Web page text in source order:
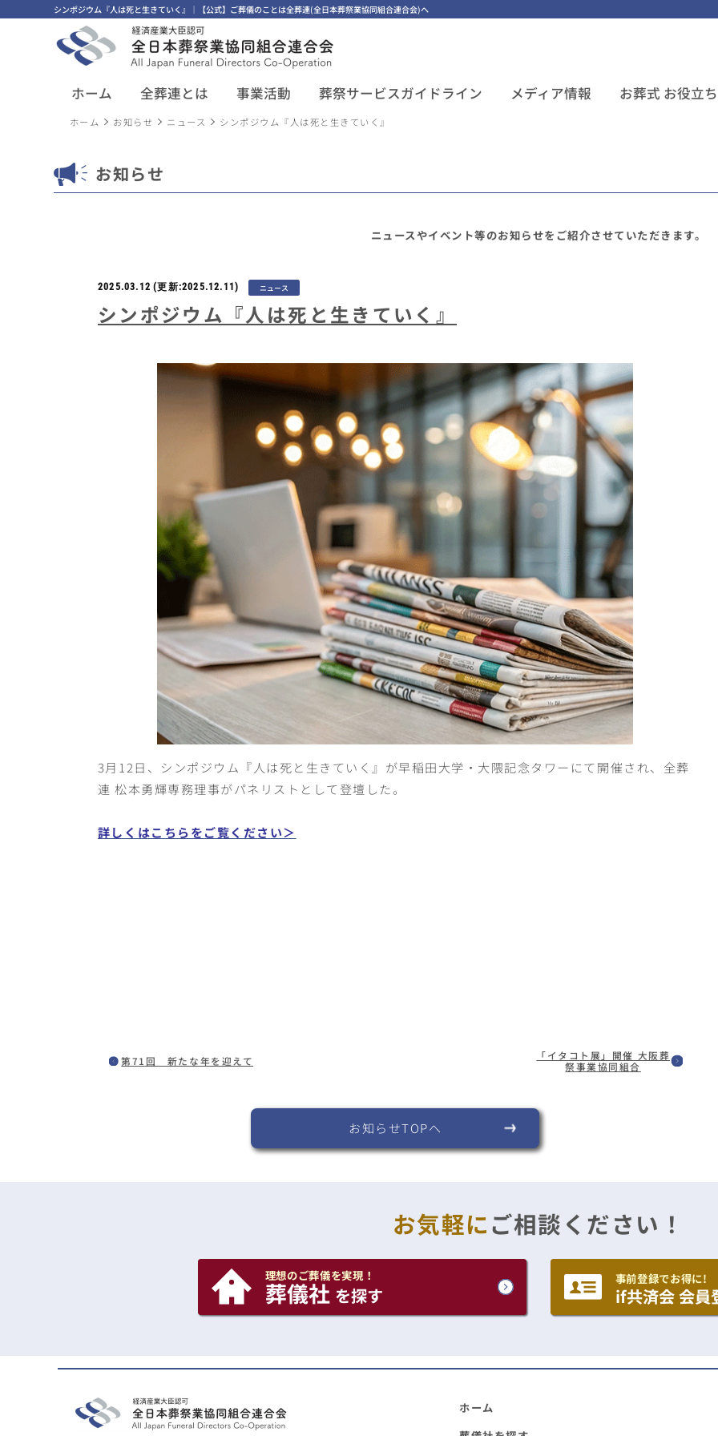
シンポジウム『人は死と生きていく』｜【公式】ご葬儀のことは全葬連(全日本葬祭業協同組合連合会)へ
ホーム 全葬連とは 事業活動 葬祭サービスガイドライン メディア情報 お葬式 お役立
ホーム お知らせ ニュース シンポジウム『人は死と生きていく』
お知らせ
ニュースやイベント等のお知らせを ご紹介させていただきます。
2025.03.12 (更新:2025.12.11) ニュース
シンポジウム『人は死と生きていく』
3月12日、シンポジウム『人は死と生きていく』が早稲田大学・大隈記念タワーにて開催され、全葬
連 松本勇輝専務理事がパネリストとして登壇した。
詳しくはこちらをご覧ください＞
第71回 新たな年を迎えて
「イタコト展」開催 大阪葬
祭事業協同組合
お知らせTOPへ
お気軽にご相談ください！
理想のご葬儀を実現！
葬儀社 を探す
事前登録でお得に!
if共済会 会員
ホーム